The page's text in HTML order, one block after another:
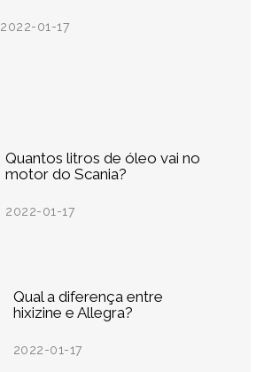
2022-01-17
Quantos litros de óleo vai no
motor do Scania?
2022-01-17
Qual a diferença entre
hixizine e Allegra?
2022-01-17